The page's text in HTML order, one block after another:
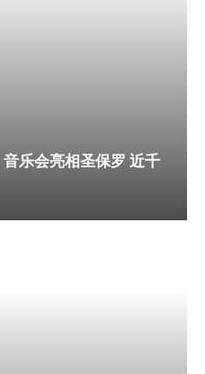
乐会亮相圣保罗 近千